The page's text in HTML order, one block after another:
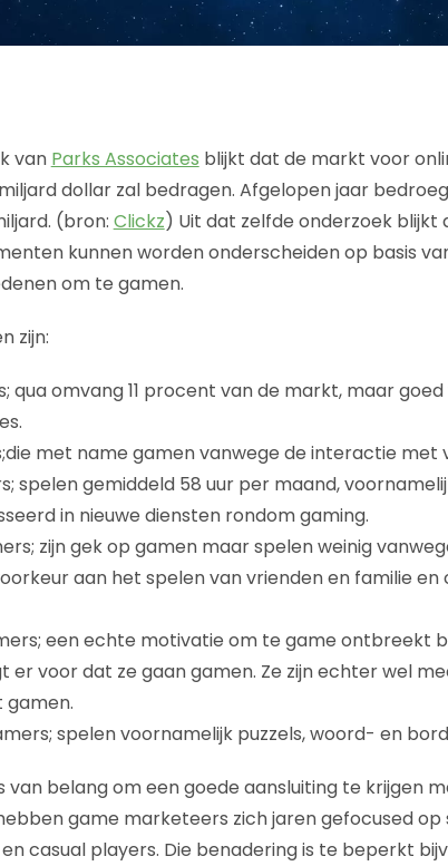
van Parks Associates blijkt dat de markt voor
dollar zal bedragen. Afgelopen jaar
(bron: Clickz) Uit dat zelfde onderzoek blijkt
kunnen worden onderscheiden op basis
om te gamen.
zijn:
qua omvang 11 procent van de markt, maar
met name gamen vanwege de interactie met
spelen gemiddeld 58 uur per maand,
in nieuwe diensten rondom gaming.
zijn gek op gamen maar spelen weinig
aan het spelen van vrienden en familie
een echte motivatie om te game ontbreekt
er voor dat ze gaan gamen. Ze zijn echter wel
gamen.
spelen voornamelijk puzzels, woord- en
van belang om een goede aansluiting te krijgen
game marketeers zich jaren gefocused
casual players. Die benadering is te beperkt